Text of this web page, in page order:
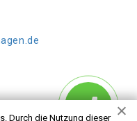
Durch die Nutzung dieser